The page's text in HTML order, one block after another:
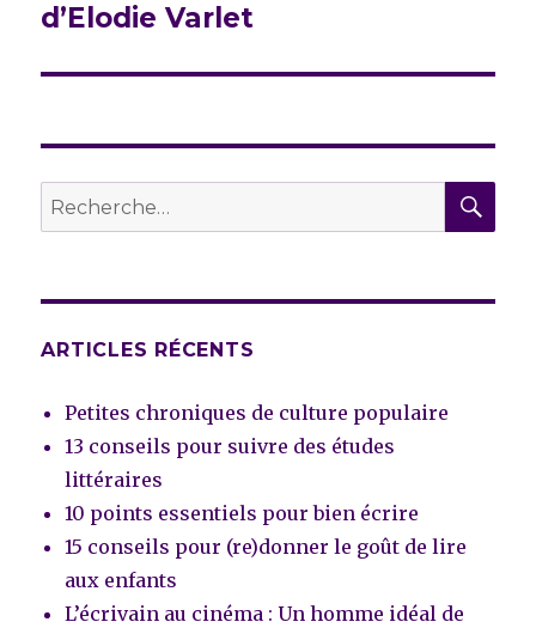
d’Elodie Varlet
Recherche
pour :
ARTICLES RÉCENTS
Petites chroniques de culture populaire
13 conseils pour suivre des études
littéraires
10 points essentiels pour bien écrire
15 conseils pour (re)donner le goût de lire
aux enfants
L’écrivain au cinéma : Un homme idéal de